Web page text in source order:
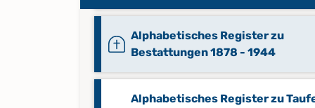
Alphabetisches Register zu
Bestattungen 1878 - 1944
Alphabetisches Register zu